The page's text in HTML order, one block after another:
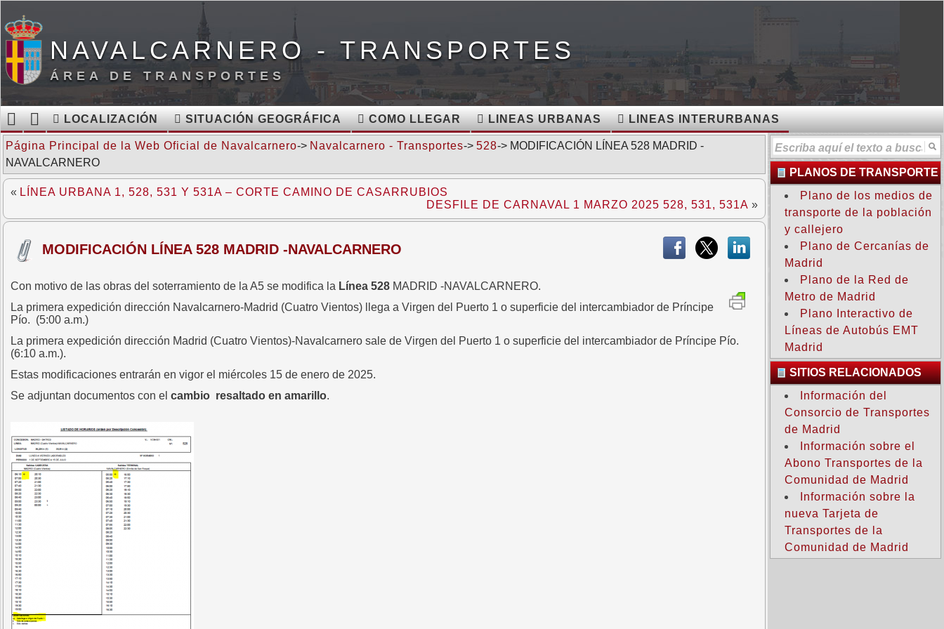
NAVALCARNERO - TRANSPORTES
ÁREA DE TRANSPORTES
LOCALIZACIÓN SITUACIÓN GEOGRÁFICA COMO LLEGAR LINEAS URBANAS LINEAS INTERURBANAS
Página Principal de la Web Oficial de Navalcarnero-> Navalcarnero - Transportes-> 528-> MODIFICACIÓN LÍNEA 528 MADRID -
NAVALCARNERO
« LÍNEA URBANA 1, 528, 531 Y 531A – CORTE CAMINO DE CASARRUBIOS
DESFILE DE CARNAVAL 1 MARZO 2025 528, 531, 531A »
MODIFICACIÓN LÍNEA 528 MADRID -NAVALCARNERO
Con motivo de las obras del soterramiento de la A5 se modifica la Línea 528 MADRID -NAVALCARNERO.
La primera expedición dirección Navalcarnero-Madrid (Cuatro Vientos) llega a Virgen del Puerto 1 o superficie del intercambiador de Príncipe
Pío. (5:00 a.m.)
La primera expedición dirección Madrid (Cuatro Vientos)-Navalcarnero sale de Virgen del Puerto 1 o superficie del intercambiador de Príncipe Pío.
(6:10 a.m.).
Estas modificaciones entrarán en vigor el miércoles 15 de enero de 2025.
Se adjuntan documentos con el cambio resaltado en amarillo.
PLANOS DE TRANSPORTE
Plano de los medios de
transporte de la población
y callejero
Plano de Cercanías de
Madrid
Plano de la Red de
Metro de Madrid
Plano Interactivo de
Líneas de Autobús EMT
Madrid
SITIOS RELACIONADOS
Información del
Consorcio de Transportes
de Madrid
Información sobre el
Abono Transportes de la
Comunidad de Madrid
Información sobre la
nueva Tarjeta de
Transportes de la
Comunidad de Madrid